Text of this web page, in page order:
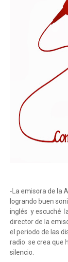
-La emisora de la
logrando buen
inglés y escuché
director de la
el periodo de las
radio se crea que
silencio.